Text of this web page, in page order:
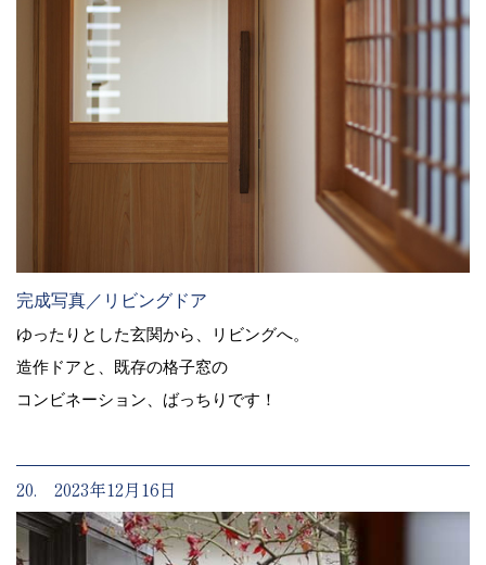
完成写真／リビングドア
ゆったりとした玄関から、リビングへ。
造作ドアと、既存の格子窓の
コンビネーション、ばっちりです！
20. 2023年12月16日